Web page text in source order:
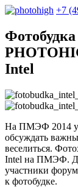
+7
Intel
На ПМЭФ 2014
обсуждать
веселиться.
Intel на ПМЭФ.
участники
к фотобудке.